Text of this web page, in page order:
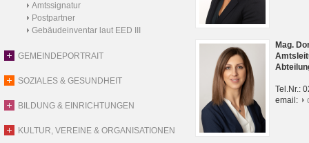
Amtssignatur
Postpartner
Gebäudeinventar laut EED III
GEMEINDEPORTRAIT
SOZIALES & GESUNDHEIT
BILDUNG & EINRICHTUNGEN
KULTUR, VEREINE & ORGANISATIONEN
Mag.
Tel.Nr.:
email: